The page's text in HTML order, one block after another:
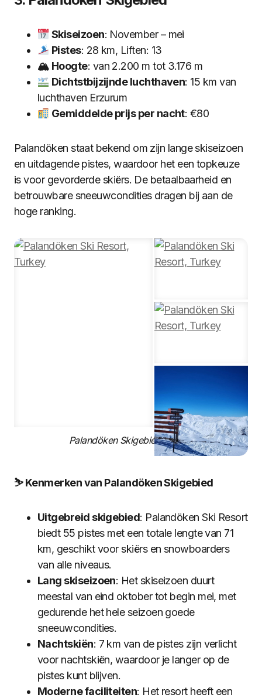
Skiseizoen: November – mei
Pistes: 28 km, Liften: 13
🏔 Hoogte: van 2.200 m tot 3.176 m
Dichtstbijzijnde luchthaven: 15 km van
luchthaven Erzurum
Gemiddelde prijs per nacht: €80
Palandöken staat bekend om zijn lange skiseizoen
en uitdagende pistes, waardoor het een topkeuze
is voor gevorderde skiërs. De betaalbaarheid en
betrouwbare sneeuwcondities dragen bij aan de
hoge ranking.
Palandöken Skigebied, Turkije
⛷️ Kenmerken van Palandöken Skigebied
Uitgebreid skigebied: Palandöken Ski Resort
biedt 55 pistes met een totale lengte van 71
km, geschikt voor skiërs en snowboarders
van alle niveaus.
Lang skiseizoen: Het skiseizoen duurt
meestal van eind oktober tot begin mei, met
gedurende het hele seizoen goede
sneeuwcondities.
Nachtskiën: 7 km van de pistes zijn verlicht
voor nachtskiën, waardoor je langer op de
pistes kunt blijven.
Moderne faciliteiten: Het resort heeft een